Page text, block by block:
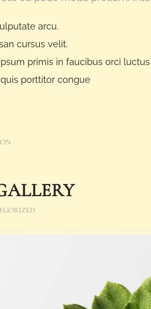
arcu.
cursus velit.
primis in faucibus orci
porttitor congue